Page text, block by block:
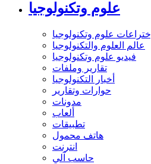
علوم وتكنولوجيا
إختراعات علوم وتكنولوجيا
عالم العلوم والتكنولوجيا
فيديو علوم وتكنولوجيا
تقارير وملفات
أخبار التكنولوجيا
حوارات وتقارير
مدونات
ألعاب
تطبيقات
هاتف محمول
انترنت
حاسب آلي